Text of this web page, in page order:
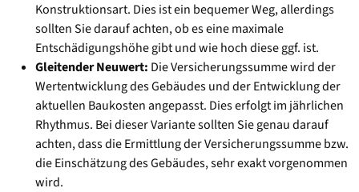
Konstruktionsart. Dies ist ein bequemer Weg, allerdings
sollten Sie darauf achten, ob es eine maximale
Entschädigungshöhe gibt und wie hoch diese ggf. ist.
Gleitender Neuwert: Die Versicherungssumme wird der
Wertentwicklung des Gebäudes und der Entwicklung der
aktuellen Baukosten angepasst. Dies erfolgt im jährlichen
Rhythmus. Bei dieser Variante sollten Sie genau darauf
achten, dass die Ermittlung der Versicherungssumme bzw.
die Einschätzung des Gebäudes, sehr exakt vorgenommen
wird.